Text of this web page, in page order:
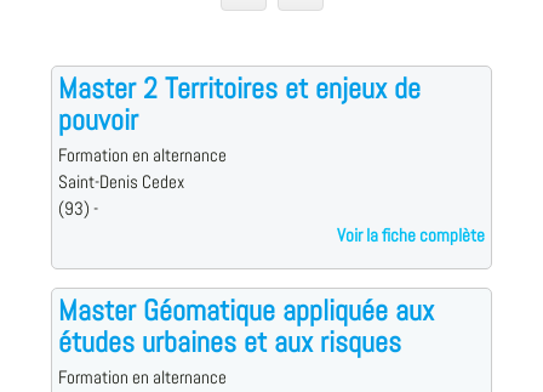
Master 2 Territoires et enjeux de
pouvoir
Formation en alternance
Saint-Denis Cedex
(93) -
Voir la fiche complète
Master Géomatique appliquée aux
études urbaines et aux risques
Formation en alternance